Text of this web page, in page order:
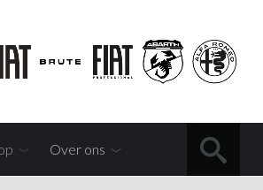
Over ons